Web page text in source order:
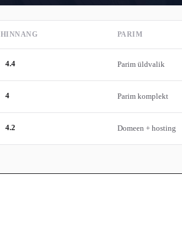
HINNANG PARIM
4.4 Parim üldvalik
4 Parim komplekt
4.2 Domeen + hosting